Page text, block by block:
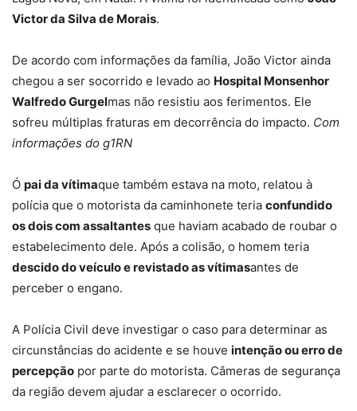
Victor da Silva de Morais.
De acordo com informações da família, João Victor ainda
chegou a ser socorrido e levado ao Hospital Monsenhor
Walfredo Gurgelmas não resistiu aos ferimentos. Ele
sofreu múltiplas fraturas em decorrência do impacto. Com
informações do g1RN
Ó pai da vítimaque também estava na moto, relatou à
polícia que o motorista da caminhonete teria confundido
os dois com assaltantes que haviam acabado de roubar o
estabelecimento dele. Após a colisão, o homem teria
descido do veículo e revistado as vítimasantes de
perceber o engano.
A Polícia Civil deve investigar o caso para determinar as
circunstâncias do acidente e se houve intenção ou erro de
percepção por parte do motorista. Câmeras de segurança
da região devem ajudar a esclarecer o ocorrido.